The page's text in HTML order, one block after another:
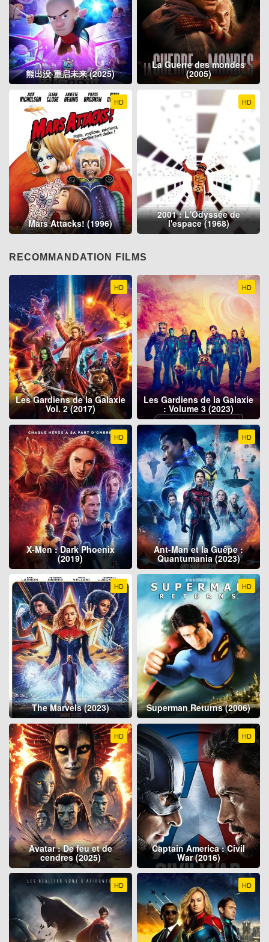
熊出没·重启未来 (2025)
La Guerre des mondes
(2005)
HD
Mars Attacks! (1996)
HD
2001 : L'Odyssée de
l'espace (1968)
RECOMMANDATION FILMS
HD
Les Gardiens de la Galaxie
Vol. 2 (2017)
HD
Les Gardiens de la Galaxie
: Volume 3 (2023)
HD
X-Men : Dark Phoenix
(2019)
HD
Ant-Man et la Guêpe :
Quantumania (2023)
HD
The Marvels (2023)
HD
Superman Returns (2006)
HD
Avatar : De feu et de
cendres (2025)
HD
Captain America : Civil
War (2016)
HD HD